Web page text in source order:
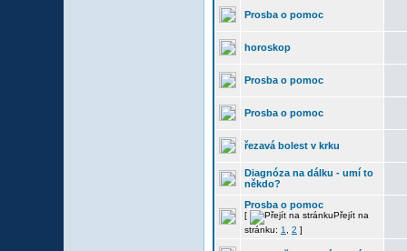
Prosba o pomoc
horoskop
Prosba o pomoc
Prosba o pomoc
řezavá bolest v krku
Diagnóza na dálku - umí to
někdo?
Prosba o pomoc
[
Přejít na
stránku: 1 2 ]